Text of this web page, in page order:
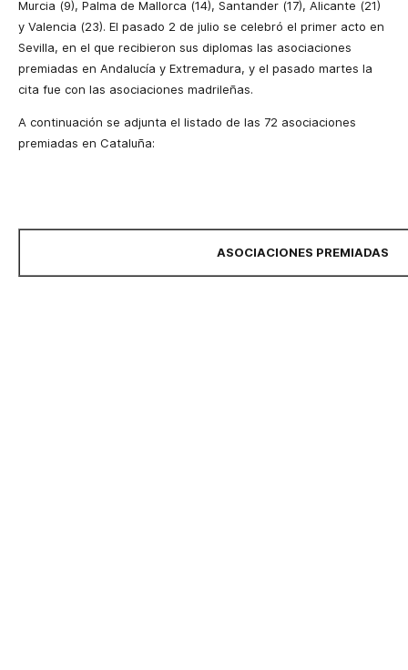
Murcia (9), Palma de Mallorca (14), Santander (17), Alicante (21)
y Valencia (23). El pasado 2 de julio se celebró el primer acto en
Sevilla, en el que recibieron sus diplomas las asociaciones
premiadas en Andalucía y Extremadura, y el pasado martes la
cita fue con las asociaciones madrileñas.
A continuación se adjunta el listado de las 72 asociaciones
premiadas en Cataluña:
ASOCIACIONES PREMIADAS